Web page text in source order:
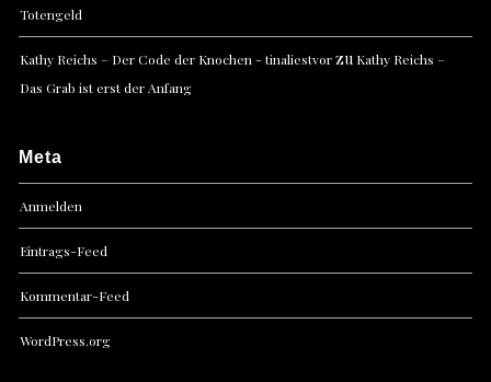
Totengeld
Kathy Reichs – Der Code der Knochen - tinaliestvorzu Kathy Reichs –
Das Grab ist erst der Anfang
Meta
Anmelden
Eintrags-Feed
Kommentar-Feed
WordPress.org